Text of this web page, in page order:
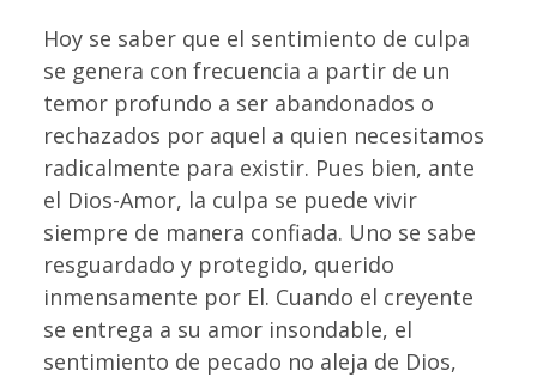
Hoy se saber que el sentimiento de culpa
se genera con frecuencia a partir de un
temor profundo a ser abandonados o
rechazados por aquel a quien necesitamos
radicalmente para existir. Pues bien, ante
el Dios-Amor, la culpa se puede vivir
siempre de manera confiada. Uno se sabe
resguardado y protegido, querido
inmensamente por El. Cuando el creyente
se entrega a su amor insondable, el
sentimiento de pecado no aleja de Dios,